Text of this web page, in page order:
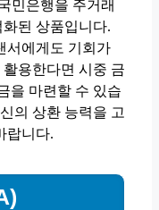
민은행을 주거래
된 상품입니다.
서에게도 기회가
용한다면 시중 금
을 마련할 수 있습
의 상환 능력을 고
랍니다.